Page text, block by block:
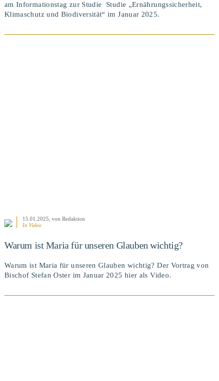
am Informationstag zur Studie Studie „Ernährungssicherheit,
Klimaschutz und Biodiversität“ im Januar 2025.
15.01.2025 , von Redaktion
In Video
Warum ist Maria für unseren Glauben wichtig?
Warum ist Maria für unseren Glauben wichtig? Der Vortrag von
Bischof Stefan Oster im Januar 2025 hier als Video.